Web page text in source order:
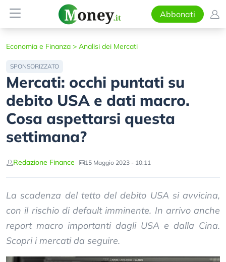
Abbonati
Economia e Finanza > Analisi dei Mercati
SPONSORIZZATO
Mercati: occhi puntati su
debito USA e dati macro.
Cosa aspettarsi questa
settimana?
Redazione Finance 15 Maggio 2023 - 10:11
La scadenza del tetto del debito USA si avvicina,
con il rischio di default imminente. In arrivo anche
report macro importanti dagli USA e dalla Cina.
Scopri i mercati da seguire.